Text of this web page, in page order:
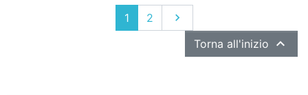
1 2 Successivo

Torna all'inizio 